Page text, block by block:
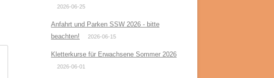
2026-06-25
Anfahrt und Parken SSW 2026 - bitte
beachten!
2026-06-15
Kletterkurse für Erwachsene Sommer 2026
2026-06-01